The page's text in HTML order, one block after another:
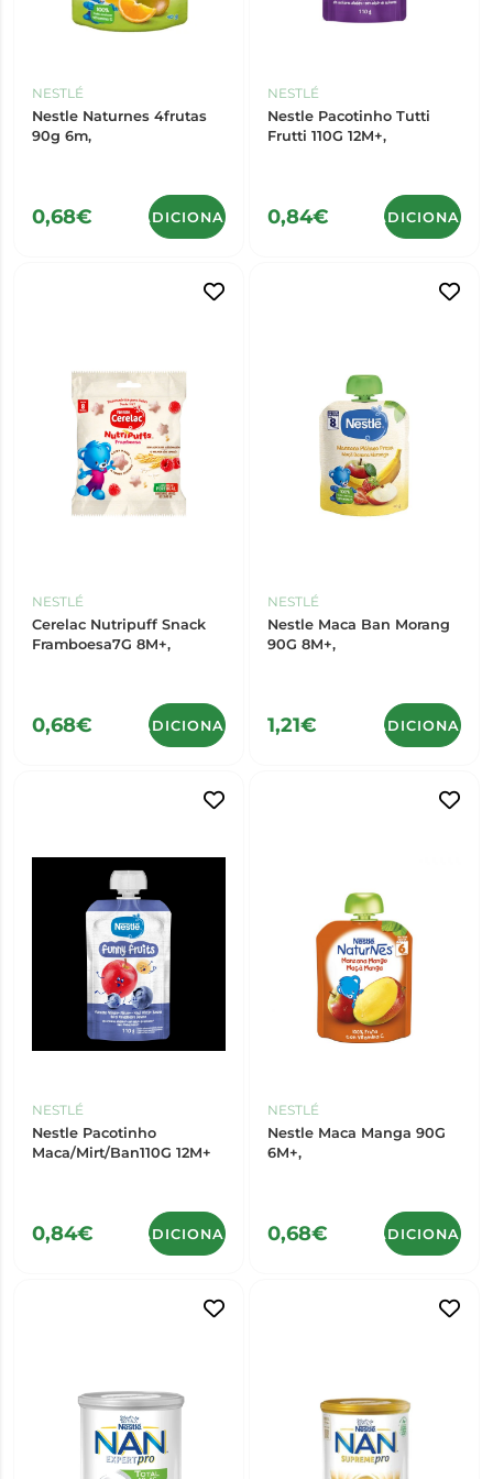
NESTLÉ
Nestle Naturnes 4frutas
90g 6m,
0,68€ ADICIONAR
NESTLÉ
Nestle Pacotinho Tutti
Frutti 110G 12M+,
0,84€ ADICIONAR
NESTLÉ
Cerelac Nutripuff Snack
Framboesa7G 8M+,
0,68€ ADICIONAR
NESTLÉ
Nestle Maca Ban Morang
90G 8M+,
1,21€ ADICIONAR
NESTLÉ
Nestle Pacotinho
Maca/Mirt/Ban110G 12M+
0,84€ ADICIONAR
NESTLÉ
Nestle Maca Manga 90G
6M+,
0,68€ ADICIONAR